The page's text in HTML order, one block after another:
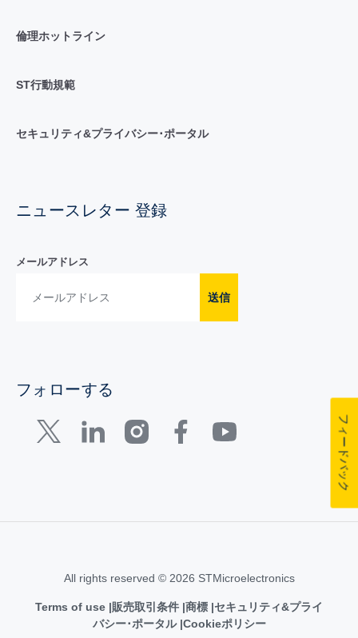
倫理ホットライン
ST行動規範
セキュリティ&プライバシー･ポータル
ニュースレター 登録
メールアドレス
送信
フォローする
All rights reserved © 2026 STMicroelectronics
Terms of use 販売取引条件 商標 セキュリティ&プライ
バシー･ポータル Cookieポリシー
フィードバック